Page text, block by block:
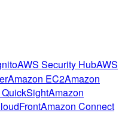
AWS Security HubAWS
Amazon EC2Amazon
Amazon
Amazon Connect